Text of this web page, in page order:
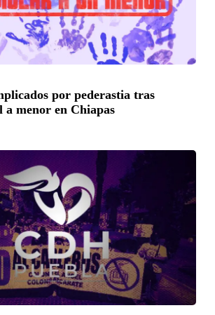
por pederastia tras
a menor en Chiapas